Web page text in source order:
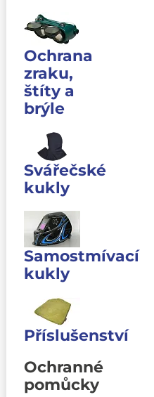
Ochrana
zraku,
štíty a
brýle
Svářečské
kukly
Samostmívací
kukly
Příslušenství
Ochranné
pomůcky